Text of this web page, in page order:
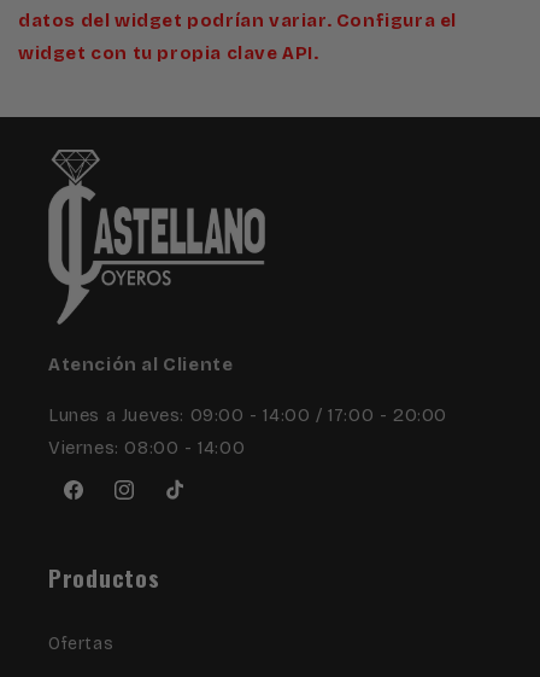
datos del widget podrían variar. Configura el
widget con tu propia clave API.
Atención al Cliente
Lunes a Jueves: 09:00 - 14:00 / 17:00 - 20:00
Viernes: 08:00 - 14:00
FacebookInstagram
TikTok
Productos
Ofertas